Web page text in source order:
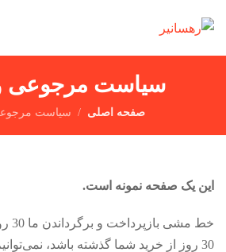
سیاست مرجوعی
صفحه اصلی سیاست
این یک صفحه نمونه است.
خط
30 روز از خرید شما گذشته باشد،